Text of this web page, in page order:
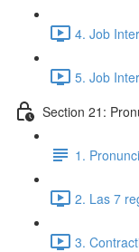
4. Job
5. Job
Section 21:
1.
2. Las 7
3.